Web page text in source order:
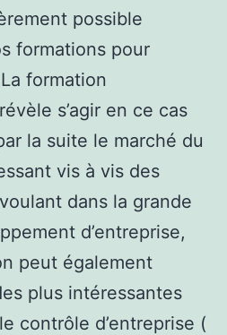
possible
formations pour
formation
s’agir en ce cas
la suite le marché du
vis à vis des
dans la grande
d’entreprise,
peut également
plus intéressantes
contrôle d’entreprise (